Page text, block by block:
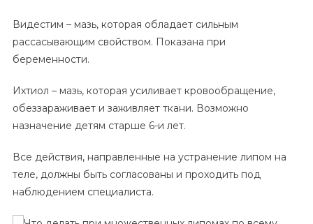
Видестим – мазь, которая обладает сильным
рассасывающим свойством. Показана при
беременности.
Ихтиол – мазь, которая усиливает кровообращение,
обеззараживает и заживляет ткани. Возможно
назначение детям старше 6-и лет.
Все действия, направленные на устранение липом на
теле, должны быть согласованы и проходить под
наблюдением специалиста.